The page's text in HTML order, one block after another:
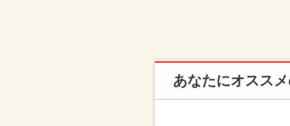
あなたにオスス